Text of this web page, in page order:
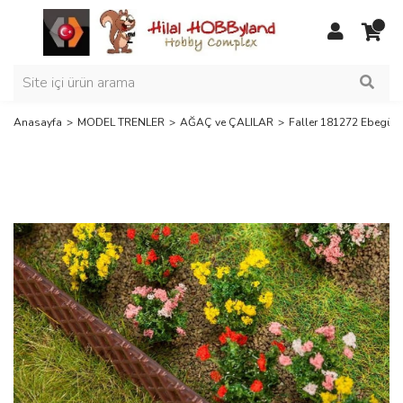
Anasayfa MODEL TRENLER AĞAÇ ve ÇALILAR Faller 181272